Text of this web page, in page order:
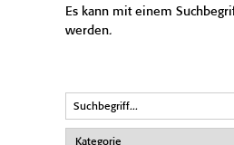
Es kann mit einem
werden.